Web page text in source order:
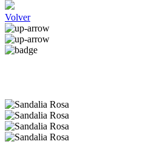
Volver